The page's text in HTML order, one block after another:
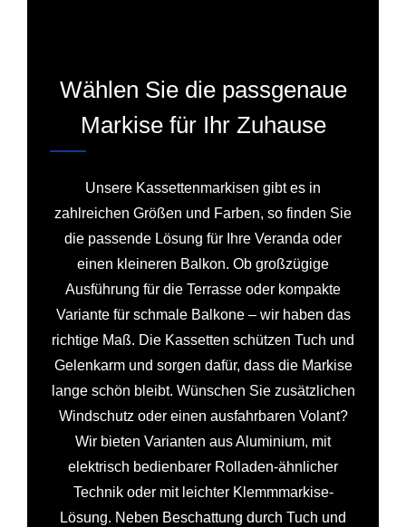
Wählen Sie die passgenaue
Markise für Ihr Zuhause
Unsere Kassettenmarkisen gibt es in
zahlreichen Größen und Farben, so finden Sie
die passende Lösung für Ihre Veranda oder
einen kleineren Balkon. Ob großzügige
Ausführung für die Terrasse oder kompakte
Variante für schmale Balkone – wir haben das
richtige Maß. Die Kassetten schützen Tuch und
Gelenkarm und sorgen dafür, dass die Markise
lange schön bleibt. Wünschen Sie zusätzlichen
Windschutz oder einen ausfahrbaren Volant?
Wir bieten Varianten aus Aluminium, mit
elektrisch bedienbarer Rolladen-ähnlicher
Technik oder mit leichter Klemmmarkise-
Lösung. Neben Beschattung durch Tuch und